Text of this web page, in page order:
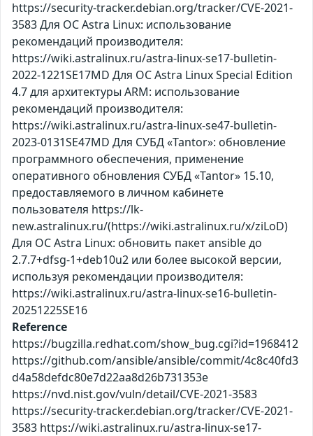
https://security-tracker.debian.org/tracker/CVE-2021-
3583 Для ОС Astra Linux: использование
рекомендаций производителя:
https://wiki.astralinux.ru/astra-linux-se17-bulletin-
2022-1221SE17MD Для ОС Astra Linux Special Edition
4.7 для архитектуры ARM: использование
рекомендаций производителя:
https://wiki.astralinux.ru/astra-linux-se47-bulletin-
2023-0131SE47MD Для СУБД «Tantor»: обновление
программного обеспечения, применение
оперативного обновления СУБД «Tantor» 15.10,
предоставляемого в личном кабинете
пользователя https://lk-
new.astralinux.ru/(https://wiki.astralinux.ru/x/ziLoD)
Для ОС Astra Linux: обновить пакет ansible до
2.7.7+dfsg-1+deb10u2 или более высокой версии,
используя рекомендации производителя:
https://wiki.astralinux.ru/astra-linux-se16-bulletin-
20251225SE16
Reference
https://bugzilla.redhat.com/show_bug.cgi?id=1968412
https://github.com/ansible/ansible/commit/4c8c40fd3
d4a58defdc80e7d22aa8d26b731353e
https://nvd.nist.gov/vuln/detail/CVE-2021-3583
https://security-tracker.debian.org/tracker/CVE-2021-
3583 https://wiki.astralinux.ru/astra-linux-se17-